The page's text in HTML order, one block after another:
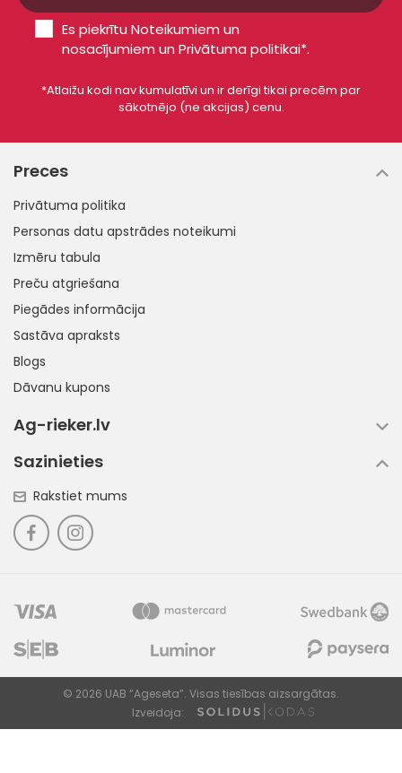
Es piekrītu Noteikumiem un
nosacījumiem un Privātuma politikai*.
*Atlaižu kodi nav kumulatīvi un ir derīgi tikai precēm par
sākotnējo (ne akcijas) cenu.
Preces
Privātuma politika
Personas datu apstrādes noteikumi
Izmēru tabula
Preču atgriešana
Piegādes informācija
Sastāva apraksts
Blogs
Dāvanu kupons
Ag-rieker.lv
Sazinieties
Rakstiet mums
© 2026 UAB “Ageseta”. Visas tiesības aizsargātas.
Izveidoja: